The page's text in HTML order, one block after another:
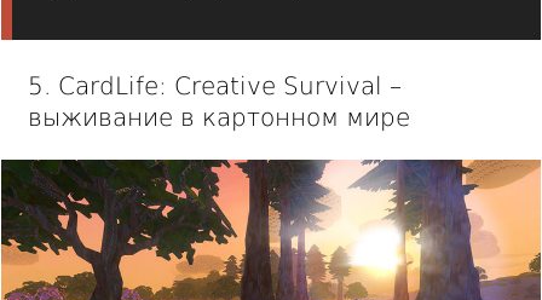
5. CardLife: Creative Survival –
выживание в картонном мире